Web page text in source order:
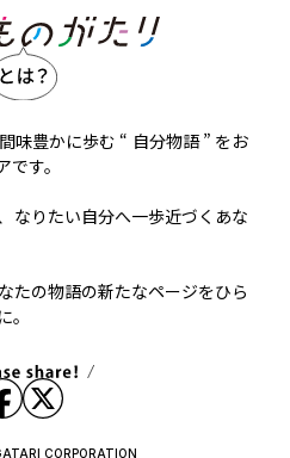
味豊かに歩む “ 自分物語 ” をお
す。
なりたい自分へ一歩近づくあな
たの物語の新たなページをひら
CORPORATION